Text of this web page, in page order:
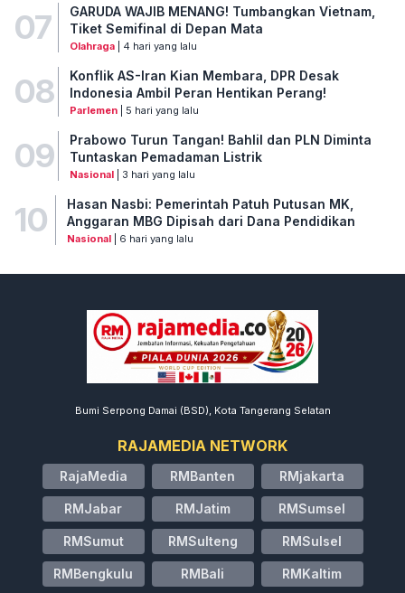
07
GARUDA WAJIB MENANG! Tumbangkan Vietnam,
Tiket Semifinal di Depan Mata
Olahraga| 4 hari yang lalu
08
Konflik AS-Iran Kian Membara, DPR Desak
Indonesia Ambil Peran Hentikan Perang!
Parlemen| 5 hari yang lalu
09
Prabowo Turun Tangan! Bahlil dan PLN Diminta
Tuntaskan Pemadaman Listrik
Nasional| 3 hari yang lalu
10
Hasan Nasbi: Pemerintah Patuh Putusan MK,
Anggaran MBG Dipisah dari Dana Pendidikan
Nasional| 6 hari yang lalu
Bumi Serpong Damai (BSD), Kota Tangerang Selatan
RAJAMEDIA NETWORK
RajaMedia RMBanten RMjakarta
RMJabar RMJatim RMSumsel
RMSumut RMSulteng RMSulsel
RMBengkulu RMBali RMKaltim